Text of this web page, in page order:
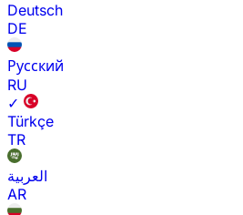
Deutsch
DE
Русский
RU
✓
Türkçe
TR
العربية
AR